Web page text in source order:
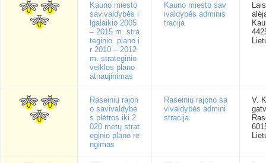
Kauno miesto
savivaldybės i
lgalaikio 2005
– 2015 m. stra
teginio plano i
r 2010 – 2012
m. strateginio
veiklos plano
atnaujinimas
Kauno miesto sav
ivaldybės adminis
tracija
Raseinių rajon
o savivaldybė
s plėtros iki 2
020 metų strat
eginio plano re
ngimas
Raseinių rajono sa
vivaldybės admini
stracija
V.